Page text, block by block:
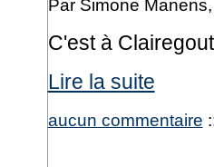
Par Simone
C'est à
Lire la suite
aucun commentaire